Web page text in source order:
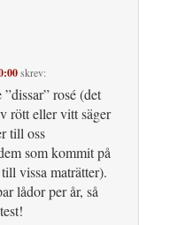
skrev:
rosé (det
rött eller vitt säger
till oss
som kommit på
vissa maträtter).
lådor per år, så